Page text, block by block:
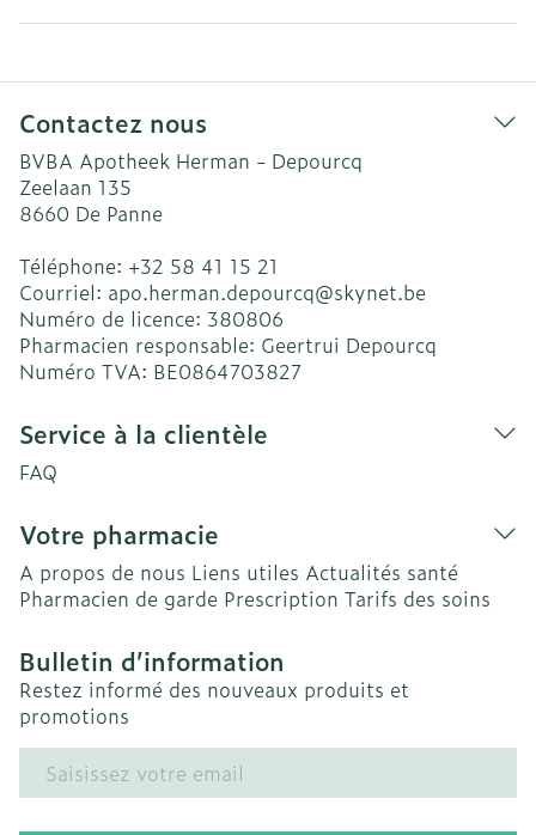
Contactez nous
BVBA Apotheek Herman - Depourcq
Zeelaan 135
8660 De Panne
Téléphone: +32 58 41 15 21
Courriel: apo.herman.depourcq@skynet.be
Numéro de licence: 380806
Pharmacien responsable: Geertrui Depourcq
Numéro TVA: BE0864703827
Service à la clientèle
FAQ
Votre pharmacie
A propos de nous Liens utiles Actualités santé
Pharmacien de garde Prescription Tarifs des soins
Bulletin d’information
Restez informé des nouveaux produits et
promotions
Adresse mail